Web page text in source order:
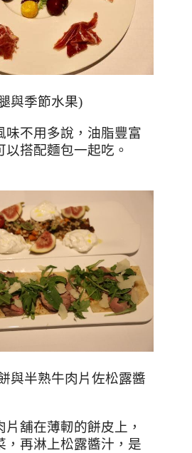
與季節水果)
味不用多說，油脂豐富
以搭配麵包一起吃。
與半熟牛肉片佐松露醬
舖在薄軔的餅皮上，
，再淋上松露醬汁，是